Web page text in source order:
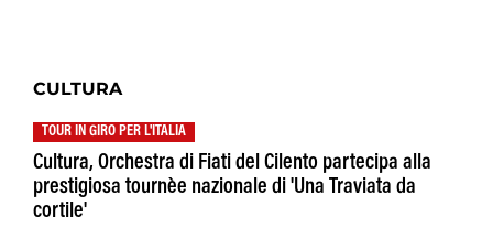
CULTURA
TOUR IN GIRO PER L'ITALIA
Cultura, Orchestra di Fiati del Cilento partecipa alla
prestigiosa tournèe nazionale di 'Una Traviata da
cortile'